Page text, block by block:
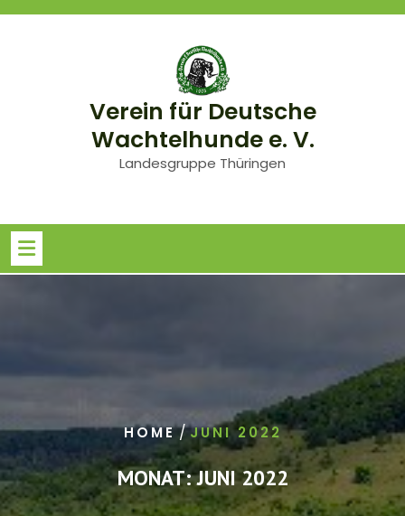
Skip
Verein für Deutsche
Wachtelhunde e. V.
Landesgruppe Thüringen
HOME/JUNI 2022
MONAT:JUNI 2022